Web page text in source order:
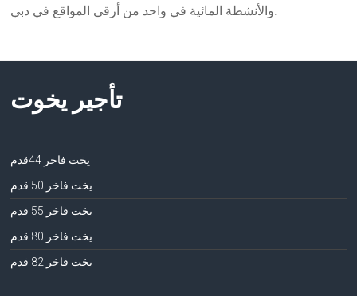
والأنشطة المائية في واحد من أرقى المواقع في دبي.
تأجير يخوت
يخت فاخر 44قدم
يخت فاخر 50 قدم
يخت فاخر 55 قدم
يخت فاخر 80 قدم
يخت فاخر 82 قدم